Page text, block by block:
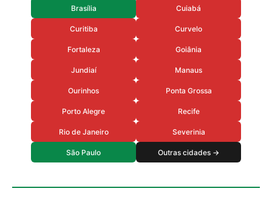
Brasília Cuiabá
Curitiba Curvelo
Fortaleza Goiânia
Jundiaí Manaus
Ourinhos Ponta Grossa
Porto Alegre Recife
Rio de Janeiro Severinia
São Paulo Outras cidades →